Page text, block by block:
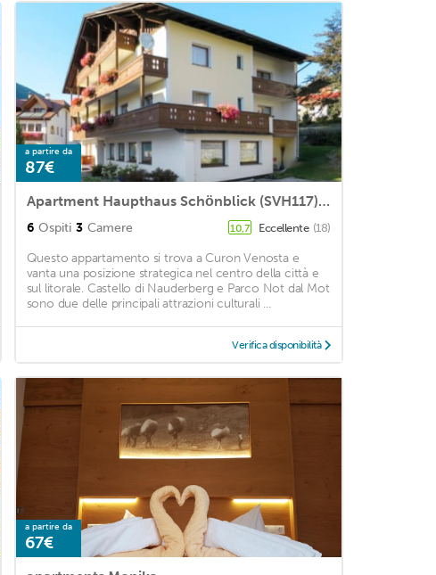
a partire da
87€
Apartment Haupthaus Schönblick (SVH117) in St Valentin/San Valentino - 6 persons, 3 bedrooms
6 Ospiti 3 Camere 10,7 Eccellente (18)
Questo appartamento si trova a Curon Venosta e
vanta una posizione strategica nel centro della città e
sul litorale. Castello di Nauderberg e Parco Not dal Mot
sono due delle principali attrazioni culturali ...
Verifica disponibilità
a partire da
67€